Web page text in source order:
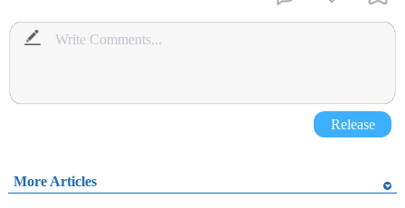
Release
More Articles